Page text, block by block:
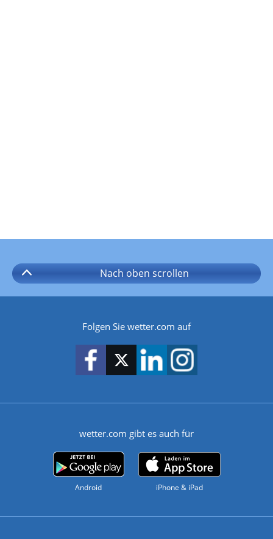
Nach oben scrollen
Folgen Sie wetter.com auf
wetter.com gibt es auch für
Android iPhone & iPad